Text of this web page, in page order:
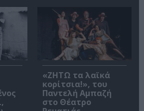
«ΖΗΤΩ τα λαϊκά
κορίτσια!», του
Παντελή Αμπαζή
στο Θέατρο